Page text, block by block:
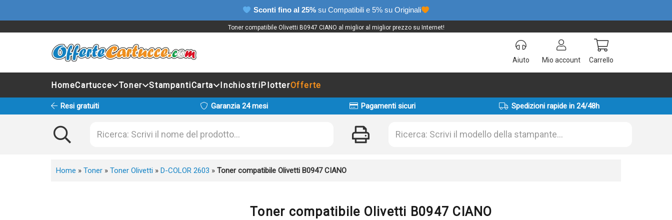
Sconti fino al 25% su Compatibili e 5% su Originali
Toner compatibile Olivetti B0947 CIANO al miglior al miglior prezzo su Internet!
Aiuto Mio account Carrello
HomeCartucce Toner StampantiCarta InchiostriPlotterOfferte
Resi gratuiti Garanzia 24 mesi Pagamenti sicuri Spedizioni rapide in 24/48h
Home » Toner » Toner Olivetti » D-COLOR 2603 » Toner compatibile Olivetti B0947 CIANO
Toner compatibile Olivetti B0947 CIANO